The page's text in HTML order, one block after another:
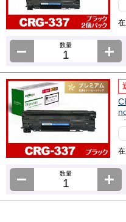
数量
ジ
数量